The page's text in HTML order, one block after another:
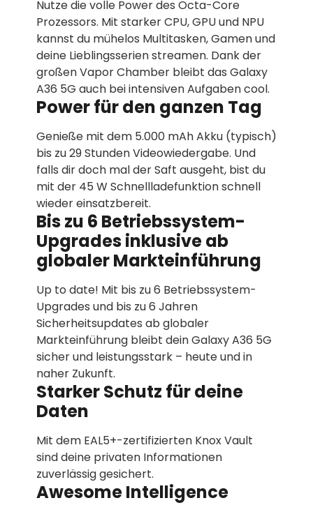
Nutze die volle Power des Octa-Core
Prozessors. Mit starker CPU, GPU und NPU
kannst du mühelos Multitasken, Gamen und
deine Lieblingsserien streamen. Dank der
großen Vapor Chamber bleibt das Galaxy
A36 5G auch bei intensiven Aufgaben cool.
Power für den ganzen Tag
Genieße mit dem 5.000 mAh Akku (typisch)
bis zu 29 Stunden Videowiedergabe. Und
falls dir doch mal der Saft ausgeht, bist du
mit der 45 W Schnellladefunktion schnell
wieder einsatzbereit.
Bis zu 6 Betriebssystem-
Upgrades inklusive ab
globaler Markteinführung
Up to date! Mit bis zu 6 Betriebssystem-
Upgrades und bis zu 6 Jahren
Sicherheitsupdates ab globaler
Markteinführung bleibt dein Galaxy A36 5G
sicher und leistungsstark – heute und in
naher Zukunft.
Starker Schutz für deine
Daten
Mit dem EAL5+-zertifizierten Knox Vault
sind deine privaten Informationen
zuverlässig gesichert.
Awesome Intelligence